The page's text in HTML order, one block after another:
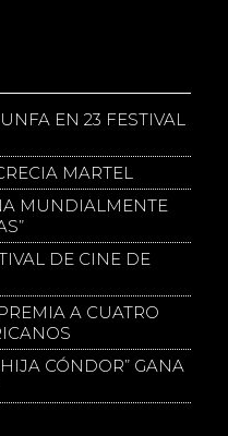
EN 23 FESTIVAL
MARTEL
MUNDIALMENTE
DE CINE DE
A CUATRO
CÓNDOR” GANA